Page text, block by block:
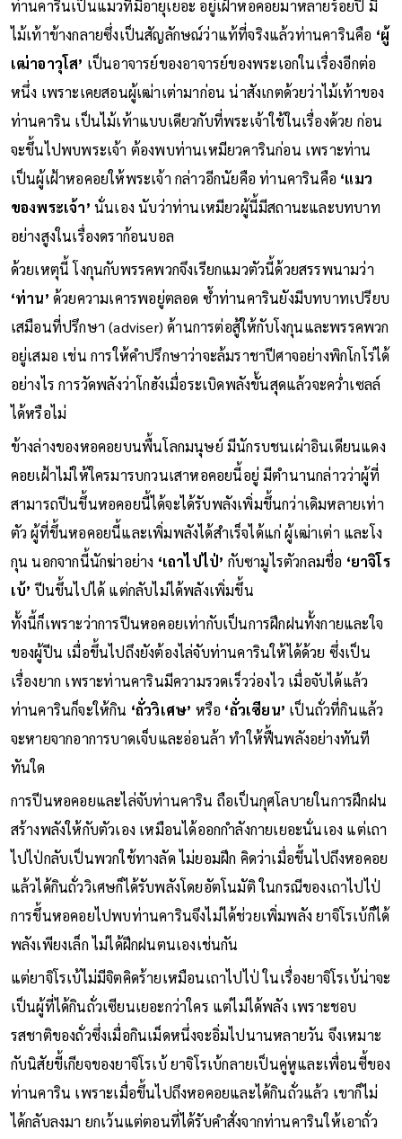
ท่านคารินเป็นแมวที่มีอายุเยอะ อยู่เฝ้าหอคอยมาหลายร้อยปี มี
ไม้เท้าข้างกลายซึ่งเป็นสัญลักษณ์ว่าแท้ที่จริงแล้วท่านคารินคือ ‘ผู้
เฒ่าอาวุโส’ เป็นอาจารย์ของอาจารย์ของพระเอกในเรื่องอีกต่อ
หนึ่ง เพราะเคยสอนผู้เฒ่าเต่ามาก่อน น่าสังเกตด้วยว่าไม้เท้าของ
ท่านคาริน เป็นไม้เท้าแบบเดียวกับที่พระเจ้าใช้ในเรื่องด้วย ก่อน
จะขึ้นไปพบพระเจ้า ต้องพบท่านเหมียวคารินก่อน เพราะท่าน
เป็นผู้เฝ้าหอคอยให้พระเจ้า กล่าวอีกนัยคือ ท่านคารินคือ ‘แมว
ของพระเจ้า’ นั่นเอง นับว่าท่านเหมียวผู้นี้มีสถานะและบทบาท
อย่างสูงในเรื่องดราก้อนบอล
ด้วยเหตุนี้ โงกุนกับพรรคพวกจึงเรียกแมวตัวนี้ด้วยสรรพนามว่า
‘ท่าน’ด้วยความเคารพอยู่ตลอด ซ้ำท่านคารินยังมีบทบาทเปรียบ
เสมือนที่ปรึกษา (adviser) ด้านการต่อสู้ให้กับโงกุนและพรรคพวก
อยู่เสมอ เช่น การให้คำปรึกษาว่าจะล้มราชาปีศาจอย่างพิกโกโร่ได้
อย่างไร การวัดพลังว่าโกฮังเมื่อระเบิดพลังขั้นสุดแล้วจะคว่ำเซลล์
ได้หรือไม่
ข้างล่างของหอคอยบนพื้นโลกมนุษย์ มีนักรบชนเผ่าอินเดียนแดง
คอยเฝ้าไม่ให้ใครมารบกวนเสาหอคอยนี้อยู่ มีตำนานกล่าวว่าผู้ที่
สามารถปีนขึ้นหอคอยนี้ได้จะได้รับพลังเพิ่มขึ้นกว่าเดิมหลายเท่า
ตัว ผู้ที่ขึ้นหอคอยนี้และเพิ่มพลังได้สำเร็จได้แก่ ผู้เฒ่าเต่า และโง
กุน นอกจากนี้นักฆ่าอย่าง ‘เถาไปไป่’ กับซามูไรตัวกลมชื่อ ‘ยาจิโร
เบ้’ ปีนขึ้นไปได้ แต่กลับไม่ได้พลังเพิ่มขึ้น
ทั้งนี้ก็เพราะว่าการปีนหอคอยเท่ากับเป็นการฝึกฝนทั้งกายและใจ
ของผู้ปีน เมื่อขึ้นไปถึงยังต้องไล่จับท่านคารินให้ได้ด้วย ซึ่งเป็น
เรื่องยาก เพราะท่านคารินมีความรวดเร็วว่องไว เมื่อจับได้แล้ว
ท่านคารินก็จะให้กิน ‘ถั่ววิเศษ’ หรือ ‘ถั่วเซียน’ เป็นถั่วที่กินแล้ว
จะหายจากอาการบาดเจ็บและอ่อนล้า ทำให้ฟื้นพลังอย่างทันที
ทันใด
การปีนหอคอยและไล่จับท่านคาริน ถือเป็นกุศโลบายในการฝึกฝน
สร้างพลังให้กับตัวเอง เหมือนได้ออกกำลังกายเยอะนั่นเอง แต่เถา
ไปไป่กลับเป็นพวกใช้ทางลัด ไม่ยอมฝึก คิดว่าเมื่อขึ้นไปถึงหอคอย
แล้วได้กินถั่ววิเศษก็ได้รับพลังโดยอัตโนมัติ ในกรณีของเถาไปไป่
การขึ้นหอคอยไปพบท่านคารินจึงไม่ได้ช่วยเพิ่มพลัง ยาจิโรเบ้ก็ได้
พลังเพียงเล็ก ไม่ได้ฝึกฝนตนเองเช่นกัน
แต่ยาจิโรเบ้ไม่มีจิตคิดร้ายเหมือนเถาไปไป่ ในเรื่องยาจิโรเบ้น่าจะ
เป็นผู้ที่ได้กินถั่วเซียนเยอะกว่าใคร แต่ไม่ได้พลัง เพราะชอบ
รสชาติของถั่วซึ่งเมื่อกินเม็ดหนึ่งจะอิ่มไปนานหลายวัน จึงเหมาะ
กับนิสัยขี้เกียจของยาจิโรเบ้ ยาจิโรเบ้กลายเป็นคู่หูและเพื่อนซี้ของ
ท่านคาริน เพราะเมื่อขึ้นไปถึงหอคอยและได้กินถั่วแล้ว เขาก็ไม่
ได้กลับลงมา ยกเว้นแต่ตอนที่ได้รับคำสั่งจากท่านคารินให้เอาถั่ว